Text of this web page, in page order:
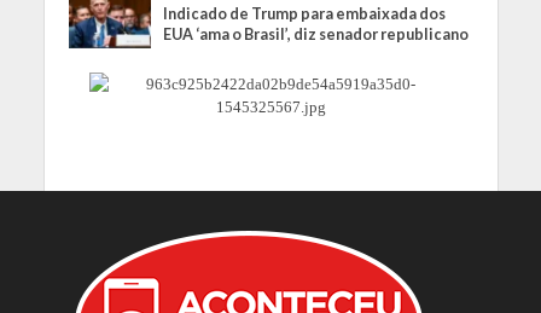
Indicado de Trump para embaixada dos
EUA ‘ama o Brasil’, diz senador republicano